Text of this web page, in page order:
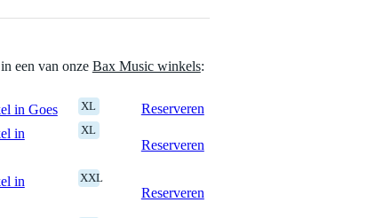
een van onze Bax Music winkels:
in Goes XL
Reserveren
in
XL
Reserveren
in
XXL
Reserveren